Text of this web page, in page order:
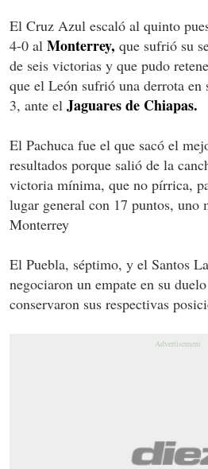
El Cruz Azul escaló al quinto
4-0 al Monterrey, que sufrió su
de seis victorias y que pudo
que el León sufrió una derrota
3, ante el Jaguares de Chiapas.
El Pachuca fue el que sacó el
resultados porque salió de la
victoria mínima, que no pírrica,
lugar general con 17 puntos, uno
Monterrey
El Puebla, séptimo, y el Santos
negociaron un empate en su
conservaron sus respectivas